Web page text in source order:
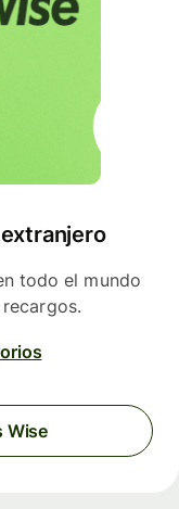
todo el mundo
Wise